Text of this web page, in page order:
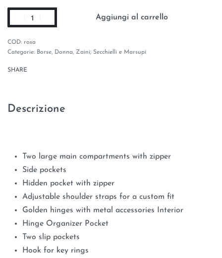
Aggiungi al carrello
rosa
Categorie: Borse, Donna, Zaini, Secchielli e Marsupi
SHARE
Descrizione
Two large main compartments with zipper
Side pockets
Hidden pocket with zipper
Adjustable shoulder straps for a custom fit
Golden hinges with metal accessories Interior
Hinge Organizer Pocket
Two slip pockets
Hook for key rings